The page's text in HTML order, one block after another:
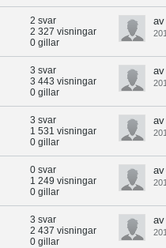
2 svar
2 327 visningar
0 gillar
av
3 svar
3 443 visningar
0 gillar
av
3 svar
1 531 visningar
0 gillar
av
0 svar
1 249 visningar
0 gillar
av
3 svar
2 437 visningar
0 gillar
av